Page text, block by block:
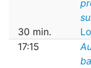
30 min.
17:15